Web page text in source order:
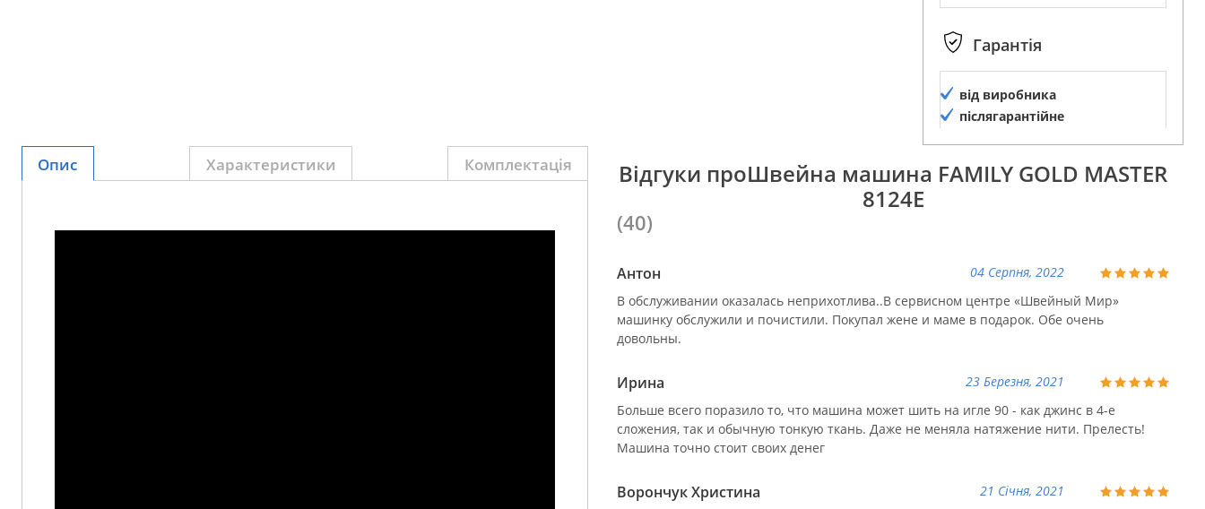
Гарантія
від виробника
післягарантійне
Опис Характеристики Комплектація
Відгуки проШвейна машина FAMILY GOLD MASTER
8124E
(40)
Антон
04 Серпня, 2022
В обслуживании оказалась неприхотлива..В сервисном центре «Швейный Мир»
машинку обслужили и почистили. Покупал жене и маме в подарок. Обе очень
довольны.
Ирина
23 Березня, 2021
Больше всего поразило то, что машина может шить на игле 90 - как джинс в 4-е
сложения, так и обычную тонкую ткань. Даже не меняла натяжение нити. Прелесть!
Машина точно стоит своих денег
Ворончук Христина
21 Січня, 2021